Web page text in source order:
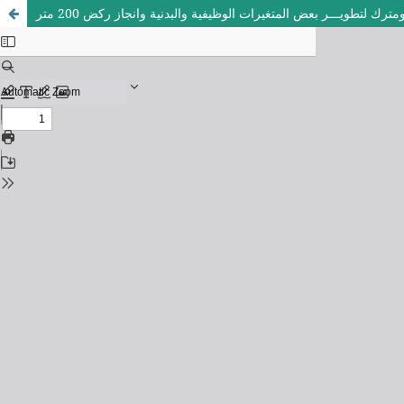
لتطويـــر بعض المتغيرات الوظيفية والبدنية وانجاز ركض 200 متر